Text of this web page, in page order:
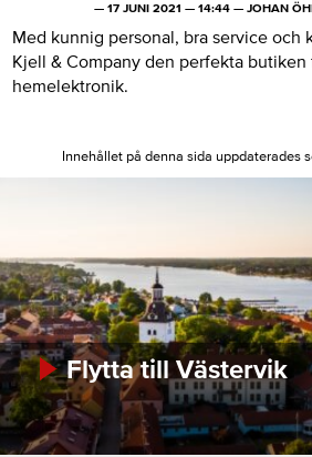
— 17 JUNI 2021 — 14:44— JOHAN
Med kunnig personal, bra service och
Kjell & Company den perfekta butiken
hemelektronik.
Innehållet på denna sida uppdaterades
Flytta till Västervik